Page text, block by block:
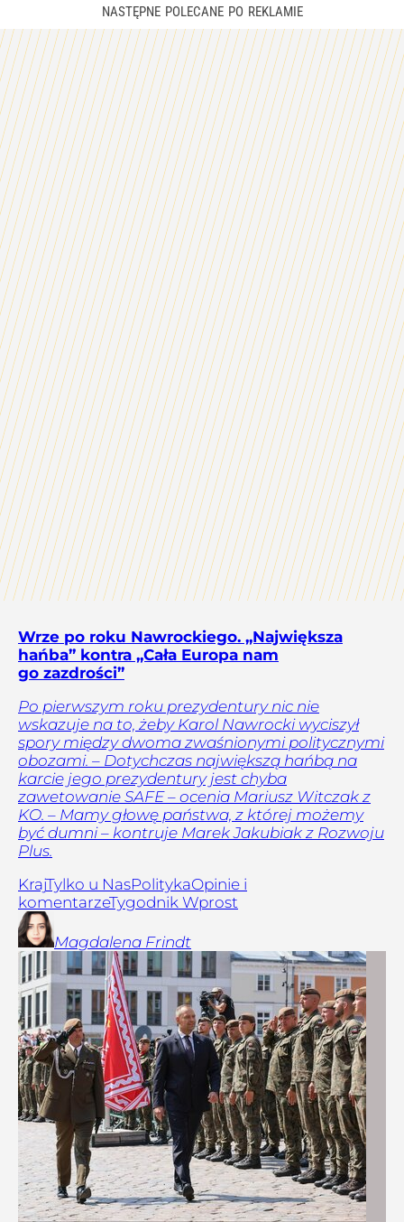
Wrze po roku Nawrockiego. „Największa
hańba” kontra „Cała Europa nam
go zazdrości”
Po pierwszym roku prezydentury nic nie
wskazuje na to, żeby Karol Nawrocki wyciszył
spory między dwoma zwaśnionymi politycznymi
obozami. – Dotychczas największą hańbą na
karcie jego prezydentury jest chyba
zawetowanie SAFE – ocenia Mariusz Witczak z
KO. – Mamy głowę państwa, z której możemy
być dumni – kontruje Marek Jakubiak z Rozwoju
Plus.
KrajTylko u NasPolitykaOpinie i
komentarzeTygodnik Wprost
Magdalena Frindt